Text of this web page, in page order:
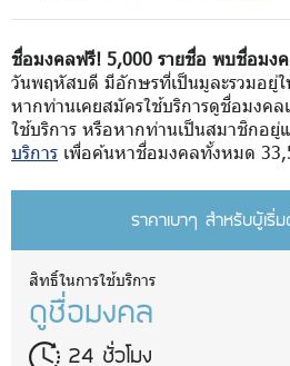
ชื่อมงคลฟรี! 5,000 รายชื่อ พบชื่อมง
วันพฤหัสบดี มีอักษรที่เป็นมูละรวมอยู่
หากท่านเคยสมัครใช้บริการดูชื่อมงค
ใช้บริการ หรือหากท่านเป็นสมาชิกอยู่
บริการ เพื่อค้นหาชื่อมงคลทั้งหมด
ราคาเบาๆ สำหรับผู้เริ่
สิทธิ์ในการใช้บริการ
ดูชื่อมงคล
24 ชั่วโมง